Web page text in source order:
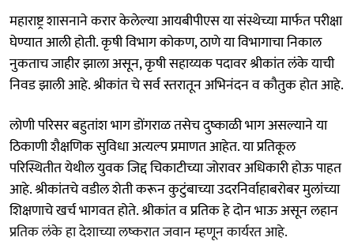
महाराष्ट्र शासनाने करार केलेल्या आयबीपीएस या संस्थेच्या मार्फत परीक्षा
घेण्यात आली होती. कृषी विभाग कोकण, ठाणे या विभागाचा निकाल
नुकताच जाहीर झाला असून, कृषी सहाय्यक पदावर श्रीकांत लंके याची
निवड झाली आहे. श्रीकांत चे सर्व स्तरातून अभिनंदन व कौतुक होत आहे.
लोणी परिसर बहुतांश भाग डोंगराळ तसेच दुष्काळी भाग असल्याने या
ठिकाणी शैक्षणिक सुविधा अत्यल्प प्रमाणत आहेत. या प्रतिकूल
परिस्थितीत येथील युवक जिद्द चिकाटीच्या जोरावर अधिकारी होऊ पाहत
आहे. श्रीकांतचे वडील शेती करून कुटुंबाच्या उदरनिर्वाहाबरोबर मुलांच्या
शिक्षणाचे खर्च भागवत होते. श्रीकांत व प्रतिक हे दोन भाऊ असून लहान
प्रतिक लंके हा देशाच्या लष्करात जवान म्हणून कार्यरत आहे.